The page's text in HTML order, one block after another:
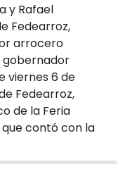
y Rafael
Fedearroz,
arrocero
gobernador
viernes 6 de
Fedearroz,
de la Feria
contó con la